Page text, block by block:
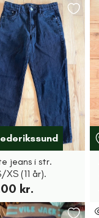
jeans i str.
XS (11 år).
kr.